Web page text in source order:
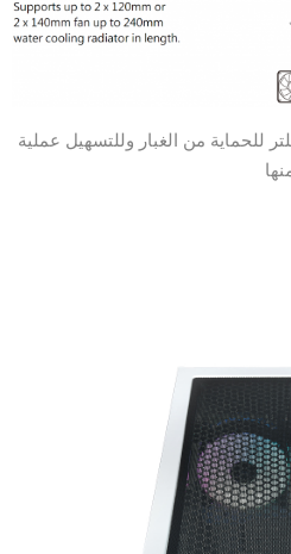
من الغبار وللتسهيل عملية